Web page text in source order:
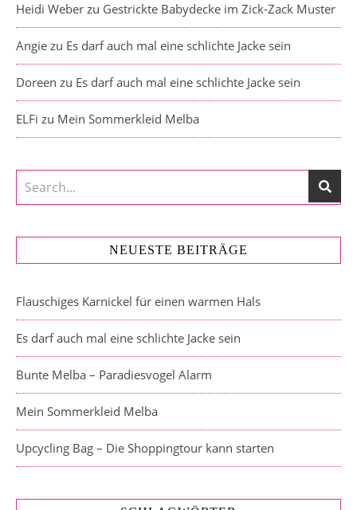
Heidi Weber zu Gestrickte Babydecke im Zick-Zack Muster
Angie zu Es darf auch mal eine schlichte Jacke sein
Doreen zu Es darf auch mal eine schlichte Jacke sein
ELFi zu Mein Sommerkleid Melba
NEUESTE BEITRÄGE
Flauschiges Karnickel für einen warmen Hals
Es darf auch mal eine schlichte Jacke sein
Bunte Melba – Paradiesvogel Alarm
Mein Sommerkleid Melba
Upcycling Bag – Die Shoppingtour kann starten